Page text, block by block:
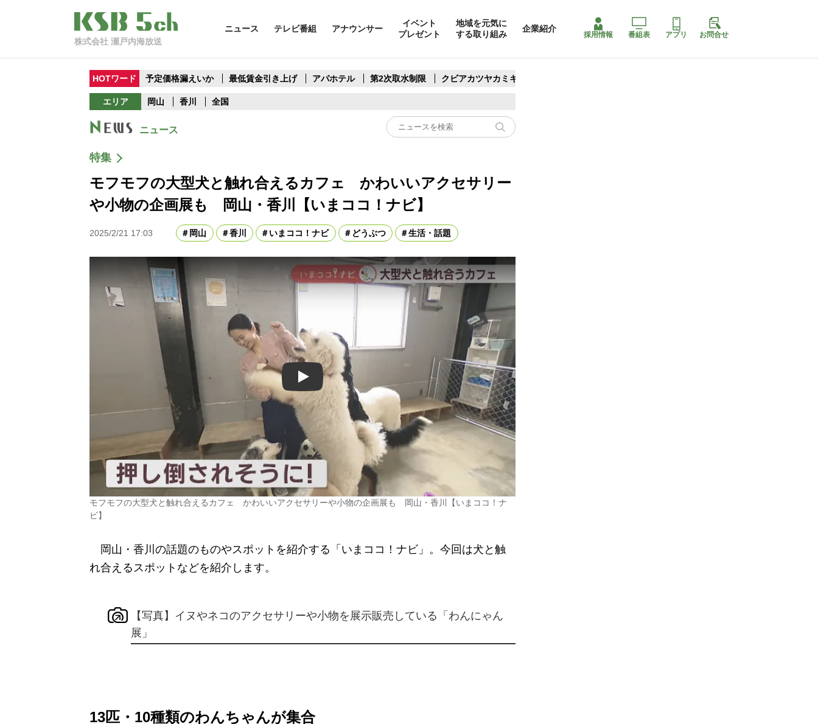
株式会社 瀬戸内海放送
ニュース テレビ番組 アナウンサー
イベント
プレゼント
地域を元気に
する取り組み
企業紹介
採用情報 番組表 アプリ お問合せ
HOTワード 予定価格漏えいか 最低賃金引き上げ アパホテル 第2次取水制限 クビアカツヤカミキリ
エリア 岡山 香川 全国
ニュース
特集
モフモフの大型犬と触れ合えるカフェ かわいいアクセサリー
や小物の企画展も 岡山・香川【いまココ！ナビ】
2025/2/21 17:03 岡山 香川 いまココ！ナビ どうぶつ 生活・話題
Play
モフモフの大型犬と触れ合えるカフェ かわいいアクセサリーや小物の企画展も 岡山・香川【いまココ！ナ
ビ】
岡山・香川の話題のものやスポットを紹介する「いまココ！ナビ」。今回は犬と触
れ合えるスポットなどを紹介します。
【写真】イヌやネコのアクセサリーや小物を展示販売している「わんにゃん
展」
13匹・10種類のわんちゃんが集合